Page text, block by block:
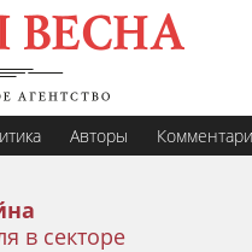
Авторы
в секторе